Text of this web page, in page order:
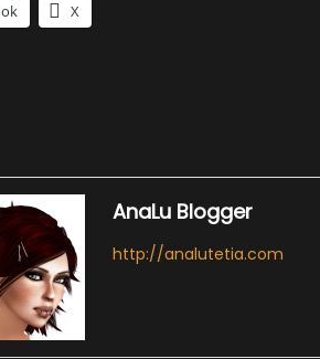
X
AnaLu Blogger
http://analutetia.com